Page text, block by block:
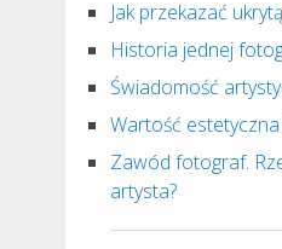
Jak przekazać
Historia jednej
Świadomość
Wartość
Zawód fotograf.
artysta?